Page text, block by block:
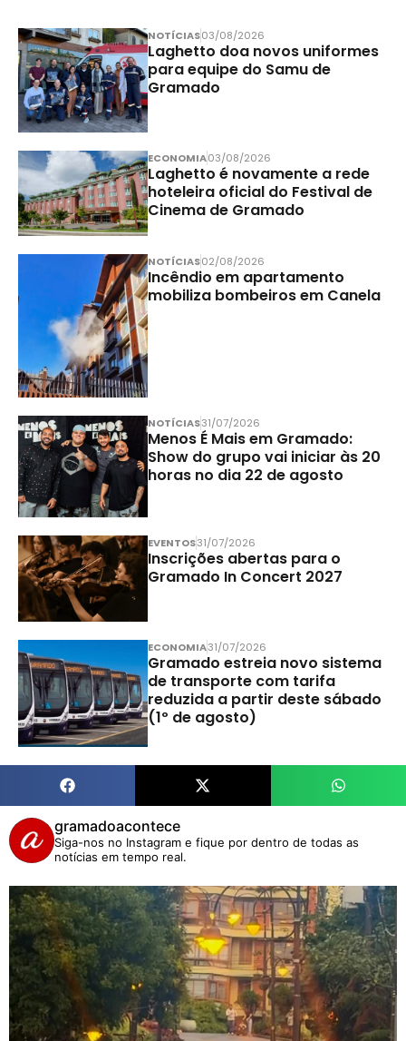
NOTÍCIAS03/08/2026
Laghetto doa novos uniformes
para equipe do Samu de
Gramado
ECONOMIA03/08/2026
Laghetto é novamente a rede
hoteleira oficial do Festival de
Cinema de Gramado
NOTÍCIAS02/08/2026
Incêndio em apartamento
mobiliza bombeiros em Canela
NOTÍCIAS31/07/2026
Menos É Mais em Gramado:
Show do grupo vai iniciar às 20
horas no dia 22 de agosto
EVENTOS31/07/2026
Inscrições abertas para o
Gramado In Concert 2027
ECONOMIA31/07/2026
Gramado estreia novo sistema
de transporte com tarifa
reduzida a partir deste sábado
(1º de agosto)
gramadoacontece
Siga-nos no Instagram e fique por dentro de todas as
notícias em tempo real.